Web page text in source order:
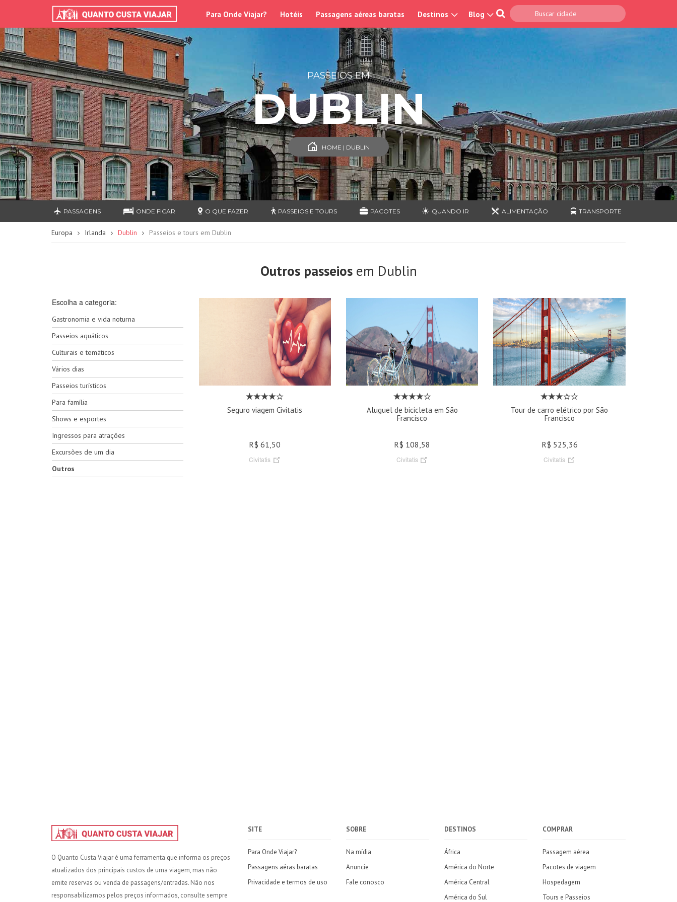
Para Onde Viajar? Hotéis Passagens aéreas baratas Destinos Blog
PASSEIOS EM
DUBLIN
HOME | DUBLIN
PASSAGENS ONDE FICAR O QUE FAZER PASSEIOS E TOURS PACOTES QUANDO IR ALIMENTAÇÃO TRANSPORTE
Europa Irlanda Dublin Passeios e tours em Dublin
Outros passeiosem Dublin
Escolha a categoria:
Gastronomia e vida noturna
Passeios aquáticos
Culturais e temáticos
Vários dias
Passeios turísticos
Para família
Shows e esportes
Ingressos para atrações
Excursões de um dia
Outros
Seguro viagem Civitatis
R$ 61,50
Civitatis
Aluguel de bicicleta em São
Francisco
R$ 108,58
Civitatis
Tour de carro elétrico por São
Francisco
R$ 525,36
Civitatis
O Quanto Custa Viajar é uma ferramenta que informa os preços
atualizados dos principais custos de uma viagem, mas não
emite reservas ou venda de passagens/entradas. Não nos
responsabilizamos pelos preços informados, consulte sempre
SITE
Para Onde Viajar?
Passagens aéras baratas
Privacidade e termos de uso
SOBRE
Na mídia
Anuncie
Fale conosco
DESTINOS
África
América do Norte
América Central
América do Sul
COMPRAR
Passagem aérea
Pacotes de viagem
Hospedagem
Tours e Passeios